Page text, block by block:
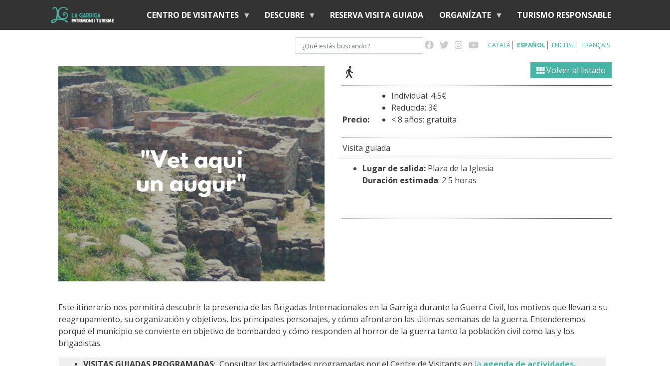
al
contenido
principal
CENTRO DE VISITANTES DESCUBRE RESERVA VISITA GUIADA ORGANÍZATE TURISMO RESPONSABLE
CATALÀ ESPAÑOL ENGLISH FRANÇAIS
Buscar
Volver al listado
Precio:
Individual: 4,5€
Reducida: 3€
< 8 años: gratuita
Visita guiada
Lugar de salida: Plaza de la Iglesia
Duración estimada: 2'5 horas
Este itinerario nos permitirá descubrir la presencia de las Brigadas Internacionales en la Garriga durante la Guerra Civil, los motivos que llevan a su
reagrupamiento, su organización y objetivos, los principales personajes, y cómo afrontaron las últimas semanas de la guerra. Entenderemos
porqué el municipio se convierte en objetivo de bombardeo y cómo responden al horror de la guerra tanto la población civil como las y los
brigadistas.